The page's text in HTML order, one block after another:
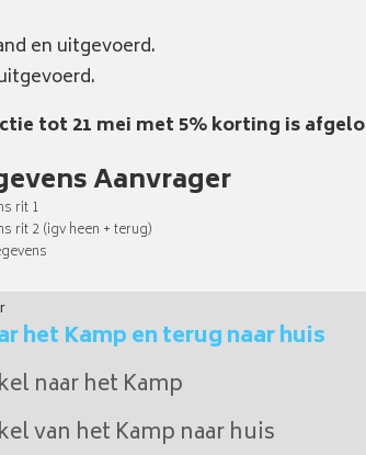
en uitgevoerd.
tot 21 mei met 5% korting is
Aanvrager
rit 1
rit 2 (igv heen + terug)
het Kamp en terug naar huis
naar het Kamp
van het Kamp naar huis